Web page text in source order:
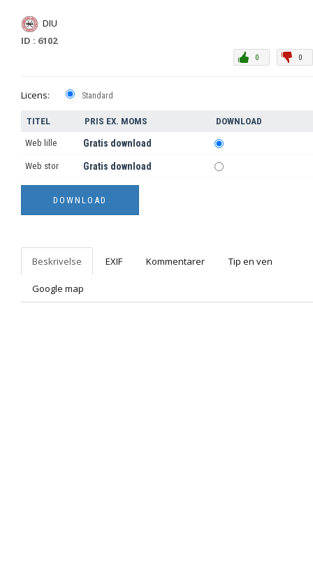
DIU
ID : 6102
0
0
Licens: Standard
TITEL PRIS EX. MOMS DOWNLOAD
Web lille Gratis download
Web stor Gratis download
Beskrivelse EXIF Kommentarer Tip en ven
Google map